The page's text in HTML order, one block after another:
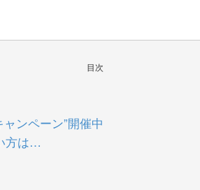
目次
ンペーン”開催中
方は…